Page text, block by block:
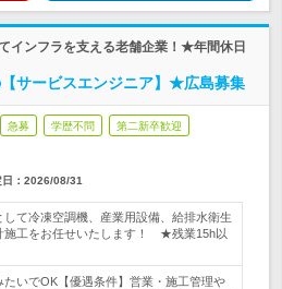
インフラを支える老舗企業！★年間休日
サービスエンジニア】★広島募集
急募 学歴不問 第二新卒歓迎
： 2026/08/31
て冷凍空調機、産業用設備、給排水衛生
施工をお任せいたします！ ★残業15h以
いでOK【優遇条件】営業・施工管理や